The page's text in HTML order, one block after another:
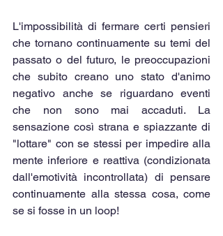
L'impossibilità di fermare certi pensieri
che tornano continuamente su temi del
passato o del futuro, le preoccupazioni
che subito creano uno stato d'animo
negativo anche se riguardano eventi
che non sono mai accaduti. La
sensazione così strana e spiazzante di
"lottare" con se stessi per impedire alla
mente inferiore e reattiva (condizionata
dall'emotività incontrollata) di pensare
continuamente alla stessa cosa, come
se si fosse in un loop!